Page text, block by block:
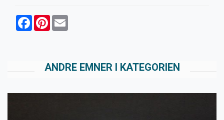
FacebookPinterest
ANDRE EMNER I KATEGORIEN